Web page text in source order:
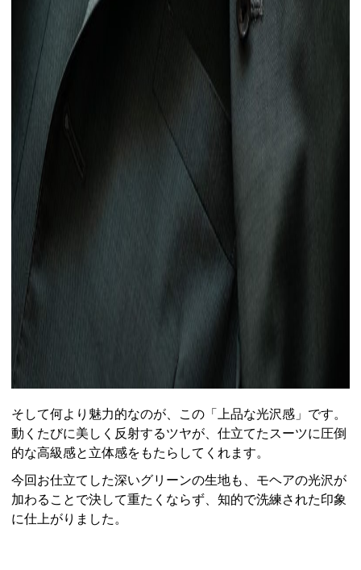
そして何より魅力的なのが、この「上品な光沢感」です。
動くたびに美しく反射するツヤが、仕立てたスーツに圧倒
的な高級感と立体感をもたらしてくれます。
今回お仕立てした深いグリーンの生地も、モヘアの光沢が
加わることで決して重たくならず、知的で洗練された印象
に仕上がりました。